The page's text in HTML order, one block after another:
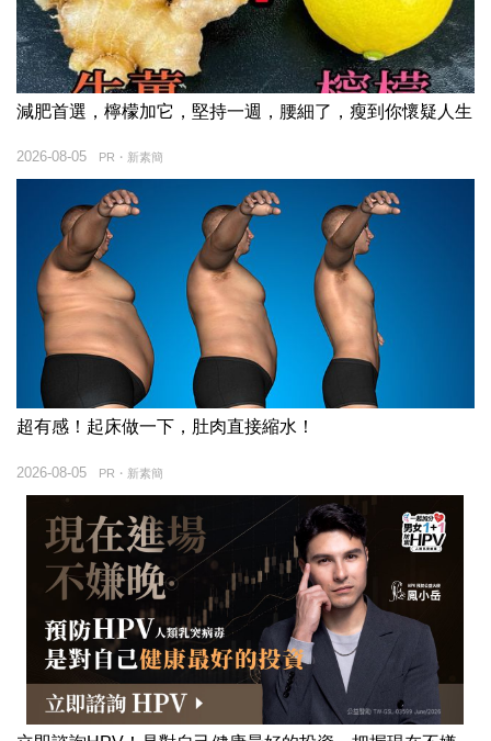
減肥首選，檸檬加它，堅持一週，腰細了，瘦到你懷疑人生
PR・新素簡
2026-08-05
超有感！起床做一下，肚肉直接縮水！
PR・新素簡
2026-08-05